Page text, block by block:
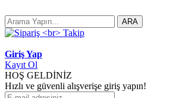
ARA
Giriş Yap
Kayıt Ol
HOŞ GELDİNİZ
Hızlı ve güvenli alışverişe giriş yapın!